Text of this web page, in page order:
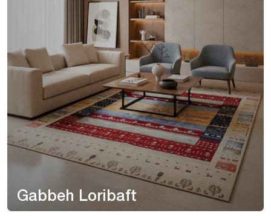
Gabbeh Loribaft